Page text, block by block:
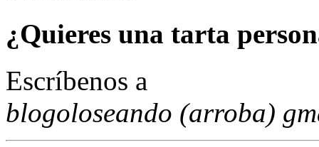
¿Quieres una tarta
Escríbenos a
blogoloseando (arroba)